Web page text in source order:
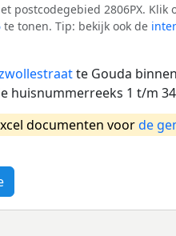
postcodegebied 2806PX. Klik
te tonen. Tip: bekijk ook de
te Gouda
huisnummerreeks 1 t/m
documenten voorde